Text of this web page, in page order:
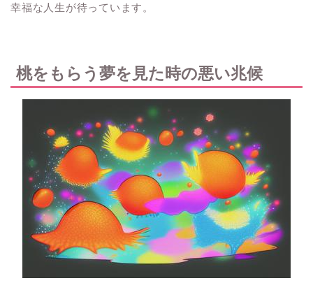
幸福な人生が待っています。
桃をもらう夢を見た時の悪い兆候